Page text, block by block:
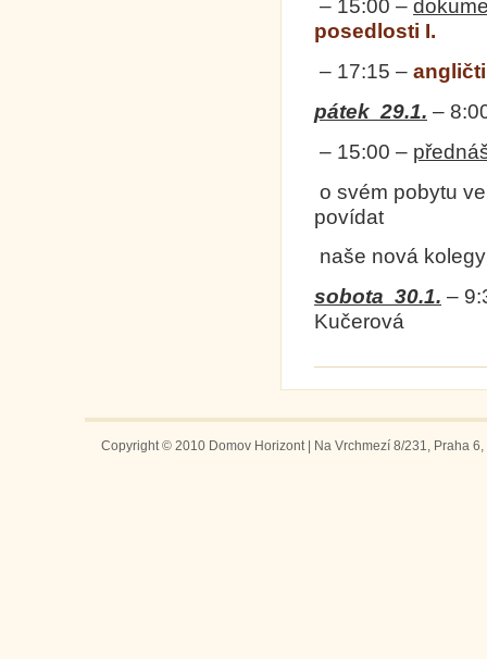
– 15:00 –
posedlosti I.
– 17:15 –
pátek 29.1. –
– 15:00 –
o svém pobytu
povídat
naše nová
sobota 30.1. –
Kučerová
Copyright © 2010 Domov Horizont | Na Vrchmezí 8/231, Praha